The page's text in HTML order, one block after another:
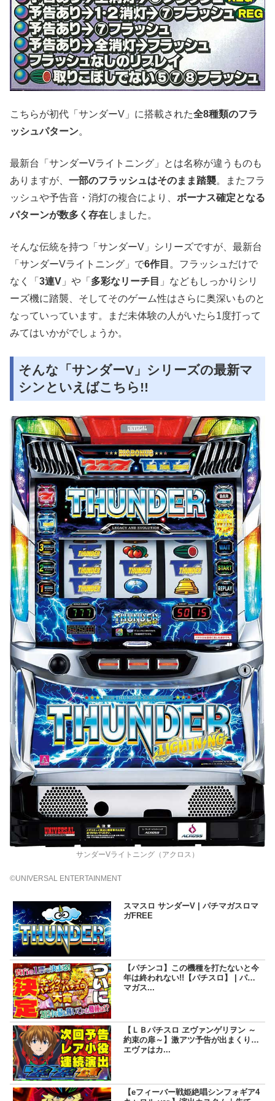
こちらが初代「サンダーV」に搭載された全8種類のフラ
ッシュパターン。
最新台「サンダーVライトニング」とは名称が違うものも
ありますが、 一部のフラッシュはそのまま踏襲。またフラ
ッシュや予告音・消灯の複合により、 ボーナス確定となる
パターンが数多く存在しました。
そんな伝統を持つ「サンダーV」シリーズですが、最新台
「サンダーVライトニング」で6作目 。フラッシュだけで
なく「 3連V 」や「 多彩なリーチ目 」などもしっかりシリ
ーズ機に踏襲、そしてそのゲーム性はさらに奥深いものと
なっていっています。まだ未体験の人がいたら1度打って
みてはいかがでしょうか。
そんな「サンダーV」シリーズの最新マ
シンといえばこちら!!
サンダーVライトニング（アクロス）
©UNIVERSAL ENTERTAINMENT
スマスロ サンダーV | パチマガスロマ
ガFREE
【パチンコ】この機種を打たないと今
年は終われない!!【パチスロ】 | パチ
マガス...
【ＬＢパチスロ ヱヴァンゲリヲン ～
約束の扉～】激アツ予告が出まくり！
エヴァはカ...
【eフィーバー戦姫絶唱シンフォギア4